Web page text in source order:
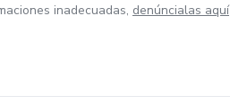
inadecuadas, denúncialas aquí